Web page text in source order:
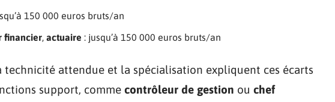
150 000 euros bruts/an
financier, actuaire : jusqu’à 150 000 euros bruts/an
technicité attendue et la spécialisation expliquent ces écarts
support, comme contrôleur de gestion ou chef